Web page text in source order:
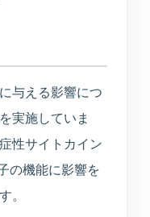
与える影響につ
実施していま
性サイトカイン
の機能に影響を
。